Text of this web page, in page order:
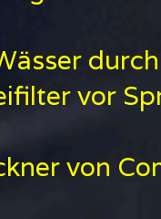
vor
von